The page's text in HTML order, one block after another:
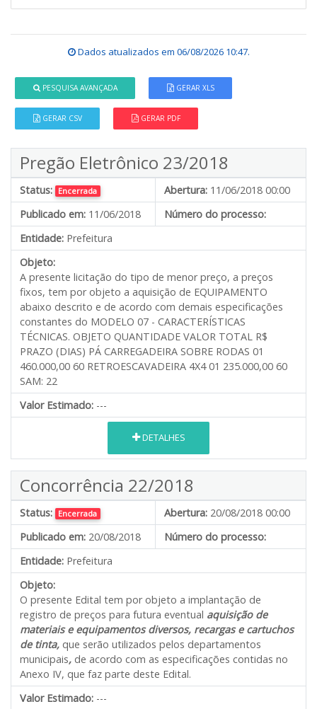
Dados atualizados em 06/08/2026 10:47.
PESQUISA AVANÇADA GERAR XLS
GERAR CSV GERAR PDF
Pregão Eletrônico 23/2018
Status: Encerrada Abertura: 11/06/2018 00:00
Publicado em: 11/06/2018
Número do processo:
Entidade: Prefeitura
Objeto:
A presente licitação do tipo de menor preço, a preços
fixos, tem por objeto a aquisição de EQUIPAMENTO
abaixo descrito e de acordo com demais especificações
constantes do MODELO 07 - CARACTERÍSTICAS
TÉCNICAS. OBJETO QUANTIDADE VALOR TOTAL R$
PRAZO (DIAS) PÁ CARREGADEIRA SOBRE RODAS 01
460.000,00 60 RETROESCAVADEIRA 4X4 01 235.000,00 60
SAM: 22
Valor Estimado: ---
DETALHES
Concorrência 22/2018
Status: Encerrada Abertura: 20/08/2018 00:00
Publicado em: 20/08/2018
Número do processo:
Entidade: Prefeitura
Objeto:
O presente Edital tem por objeto a implantação de
registro de preços para futura eventual aquisição de
materiais e equipamentos diversos, recargas e cartuchos
de tinta, que serão utilizados pelos departamentos
municipais, de acordo com as especificações contidas no
Anexo IV, que faz parte deste Edital.
Valor Estimado: ---